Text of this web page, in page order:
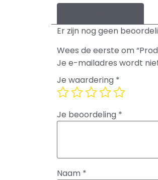
Er zijn nog geen
Wees de eerste om
Je e-mailadres wordt
Je waardering *
Je beoordeling *
Naam *